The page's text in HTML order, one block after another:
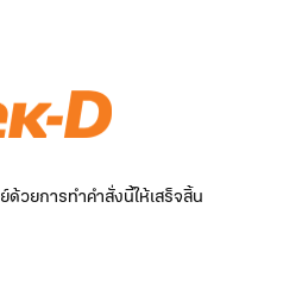
วยการทำคำสั่งนี้ให้เสร็จสิ้น